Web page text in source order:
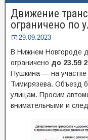
Движение
ограничено по
29.09.2023
В Нижнем Новгороде
ограничено до 23.59
Пушкина — на
Тимирязева. Объезд
улицам. Просим
внимательными и